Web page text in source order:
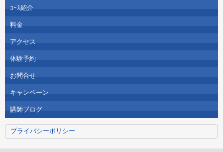
ｺｰｽ紹介
料金
アクセス
体験予約
お問合せ
キャンペーン
講師ブログ
プライバシーポリシー